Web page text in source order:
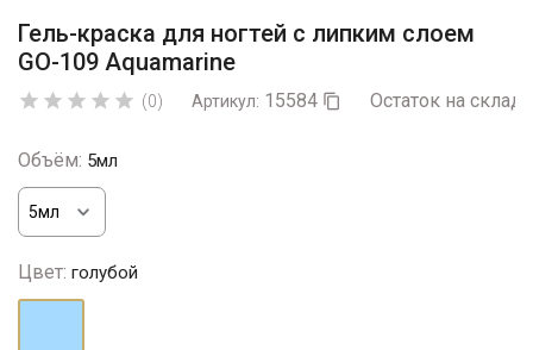
Гель-краска для ногтей с липким слоем
GO-109 Aquamarine
     (0) Артикул: 15584  Остаток на
Объём: 5мл
Цвет: голубой